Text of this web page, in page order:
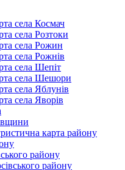
села Космач
села Розтоки
села Рожин
села Рожнів
села Шепіт
села Шешори
села Яблунів
села Яворів
карта району
району
району